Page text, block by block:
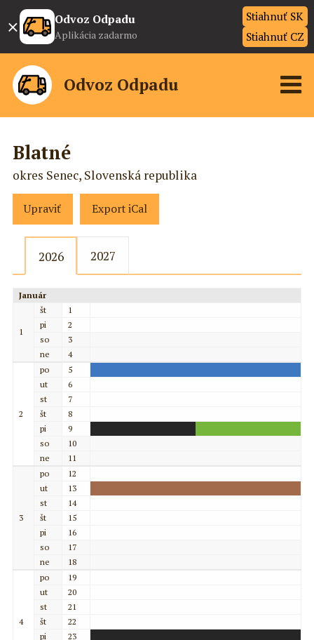
× Odvoz Odpadu
Aplikácia zadarmo
Stiahnuť SK
Stiahnuť CZ
Odvoz Odpadu
Blatné
okres Senec, Slovenská republika
Upraviť Export iCal
2026 2027
Január
1
št
1
pi
2
so
3
ne
4
2
po
5
ut
6
st
7
št
8
pi
9
so
10
ne
11
3
po
12
ut
13
st
14
št
15
pi
16
so
17
ne
18
4
po
19
ut
20
st
21
št
22
pi
23